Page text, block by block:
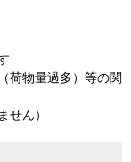
荷物量過多）等の関
せん）